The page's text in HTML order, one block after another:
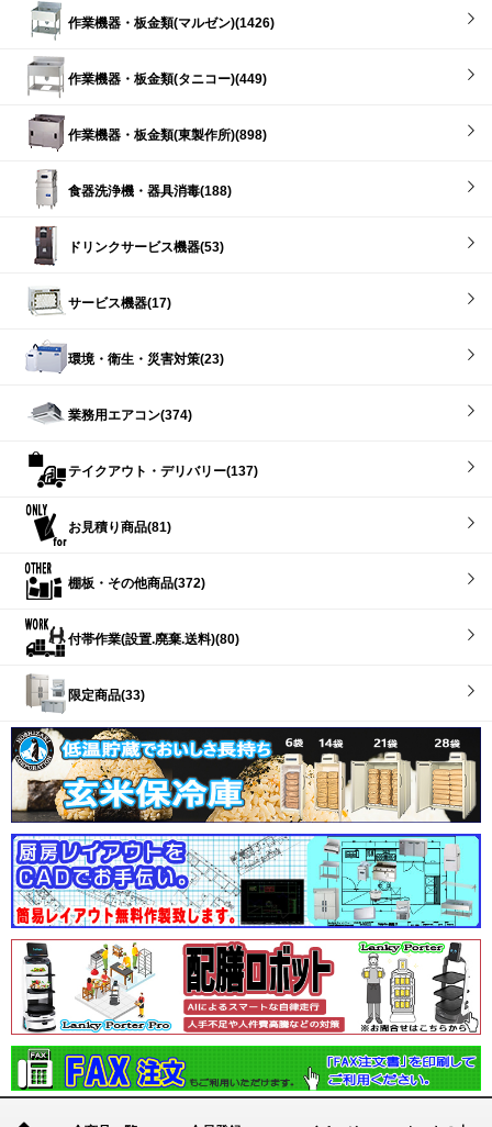
作業機器・板金類(マルゼン)(1426)
作業機器・板金類(タニコー)(449)
作業機器・板金類(東製作所)(898)
食器洗浄機・器具消毒(188)
ドリンクサービス機器(53)
サービス機器(17)
環境・衛生・災害対策(23)
業務用エアコン(374)
テイクアウト・デリバリー(137)
お見積り商品(81)
棚板・その他商品(372)
付帯作業(設置.廃棄.送料)(80)
限定商品(33)